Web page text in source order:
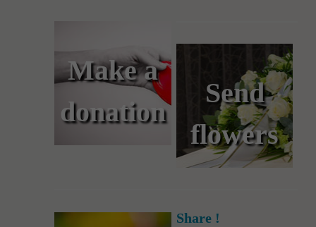
Make a
donation
Send
flowers
Share !